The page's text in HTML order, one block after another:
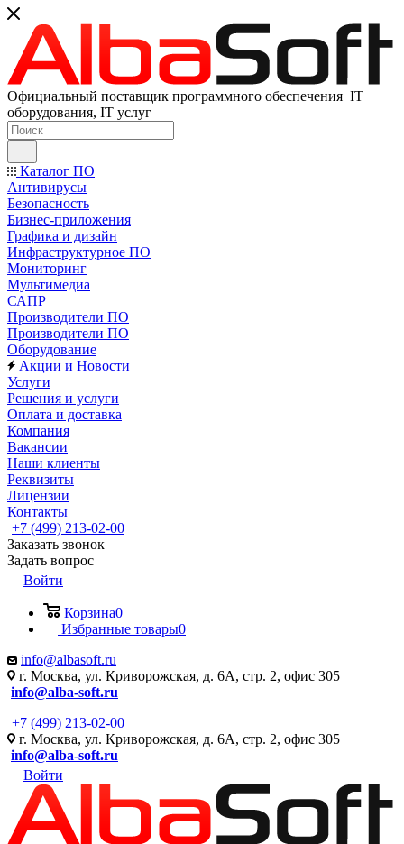
Официальный поставщик программного обеспечения IT
оборудования, IT услуг
Каталог ПО
Антивирусы
Безопасность
Бизнес-приложения
Графика и дизайн
Инфраструктурное ПО
Мониторинг
Мультимедиа
САПР
Производители ПО
Производители ПО
Оборудование
Акции и Новости
Услуги
Решения и услуги
Оплата и доставка
Компания
Вакансии
Наши клиенты
Реквизиты
Лицензии
Контакты
+7 (499) 213-02-00
Заказать звонок
Задать вопрос
Войти
Корзина0
Избранные товары0
info@albasoft.ru
г. Москва, ул. Криворожская, д. 6А, стр. 2, офис 305
info@alba-soft.ru
+7 (499) 213-02-00
г. Москва, ул. Криворожская, д. 6А, стр. 2, офис 305
info@alba-soft.ru
Войти